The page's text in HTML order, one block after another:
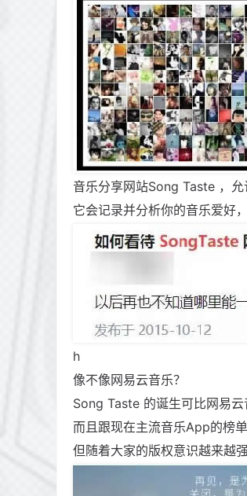
音乐分享网站Song Taste ，允
它会记录并分析你的音乐爱好
h
像不像网易云音乐？
Song Taste 的诞生可比网易云
而且跟现在主流音乐App的榜
但随着大家的版权意识越来越